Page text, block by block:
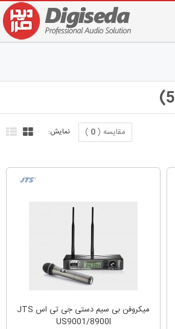
نمایش: مقایسه (0
)
میکروفن بی سیم دستی جی تی اس JTS
US9001/8900I